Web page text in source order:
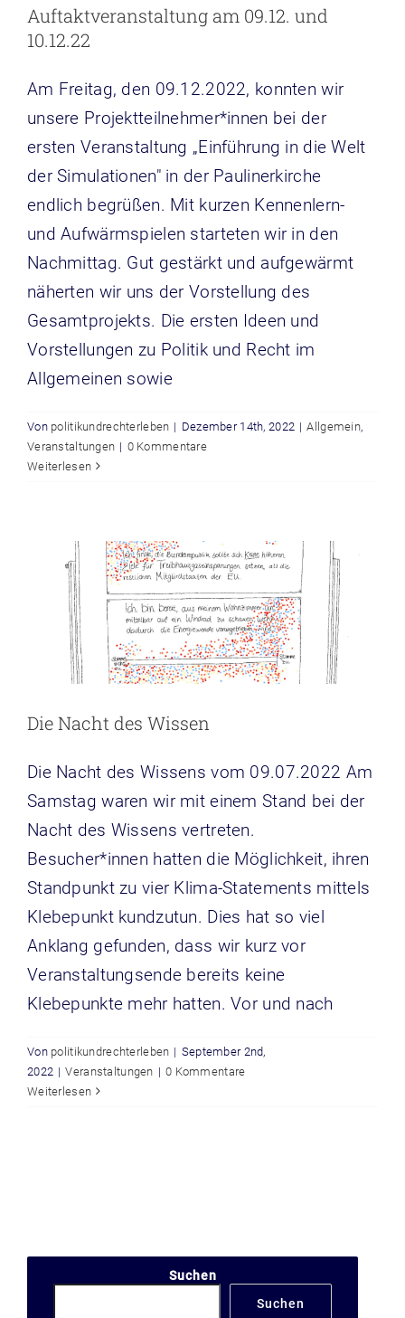
Auftaktveranstaltung am 09.12. und
10.12.22
Am Freitag, den 09.12.2022, konnten wir
unsere Projektteilnehmer*innen bei der
ersten Veranstaltung „Einführung in die Welt
der Simulationen" in der Paulinerkirche
endlich begrüßen. Mit kurzen Kennenlern-
und Aufwärmspielen starteten wir in den
Nachmittag. Gut gestärkt und aufgewärmt
näherten wir uns der Vorstellung des
Gesamtprojekts. Die ersten Ideen und
Vorstellungen zu Politik und Recht im
Allgemeinen sowie
Von politikundrechterleben | Dezember 14th, 2022 | Allgemein,
Veranstaltungen | 0 Kommentare
Weiterlesen
Die Nacht des Wissen
Die Nacht des Wissens vom 09.07.2022 Am
Samstag waren wir mit einem Stand bei der
Nacht des Wissens vertreten.
Besucher*innen hatten die Möglichkeit, ihren
Standpunkt zu vier Klima-Statements mittels
Klebepunkt kundzutun. Dies hat so viel
Anklang gefunden, dass wir kurz vor
Veranstaltungsende bereits keine
Klebepunkte mehr hatten. Vor und nach
Von politikundrechterleben | September 2nd,
2022 | Veranstaltungen | 0 Kommentare
Weiterlesen
Suchen
Suchen